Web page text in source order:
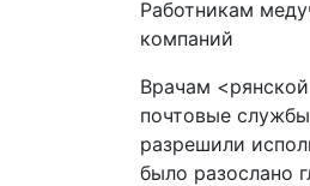
Работникам
компаний
Врачам
почтовые
разрешили
было разослано